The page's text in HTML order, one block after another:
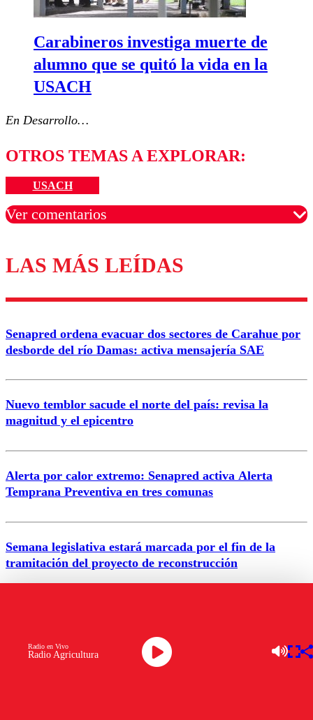
Carabineros investiga muerte de
alumno que se quitó la vida en la
USACH
En Desarrollo…
OTROS TEMAS A EXPLORAR:
USACH
Ver comentarios
Los comentarios son moderados para garantizar un
diálogo respetuoso.
Correo
LAS MÁS LEÍDAS
Senapred ordena evacuar dos sectores de Carahue por
desborde del río Damas: activa mensajería SAE
Nuevo temblor sacude el norte del país: revisa la
magnitud y el epicentro
Alerta por calor extremo: Senapred activa Alerta
Temprana Preventiva en tres comunas
Semana legislativa estará marcada por el fin de la
tramitación del proyecto de reconstrucción
Radio Agricultura
Radio en Vivo